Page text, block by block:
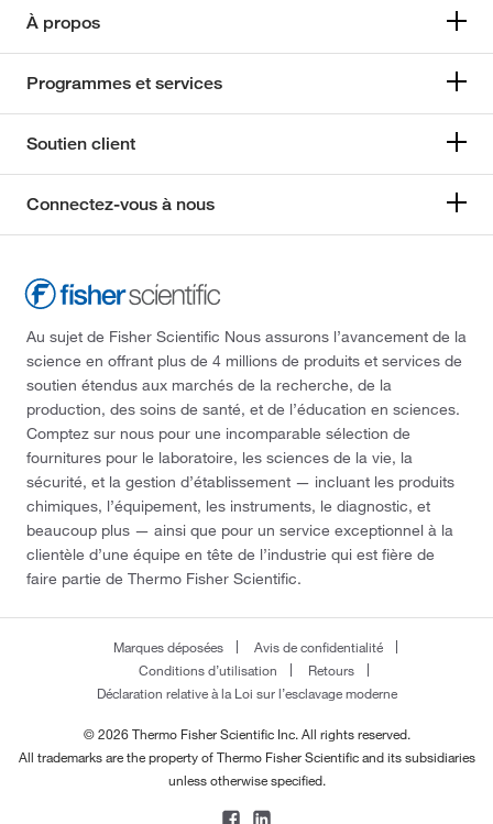
À propos
Programmes et services
Soutien client
Connectez-vous à nous
Au sujet de Fisher Scientific Nous assurons l’avancement de la
science en offrant plus de 4 millions de produits et services de
soutien étendus aux marchés de la recherche, de la
production, des soins de santé, et de l’éducation en sciences.
Comptez sur nous pour une incomparable sélection de
fournitures pour le laboratoire, les sciences de la vie, la
sécurité, et la gestion d’établissement — incluant les produits
chimiques, l’équipement, les instruments, le diagnostic, et
beaucoup plus — ainsi que pour un service exceptionnel à la
clientèle d’une équipe en tête de l’industrie qui est fière de
faire partie de Thermo Fisher Scientific.
Marques déposées
Avis de confidentialité
Conditions d’utilisation
Retours
Déclaration relative à la Loi sur l’esclavage moderne
© 2026 Thermo Fisher Scientific Inc. All rights reserved.
All trademarks are the property of Thermo Fisher Scientific and its subsidiaries
unless otherwise specified.